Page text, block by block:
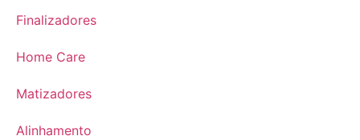
Finalizadores
Home Care
Matizadores
Alinhamento